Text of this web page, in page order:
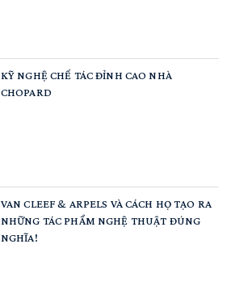
KỸ NGHỆ CHẾ TÁC ĐỈNH CAO NHÀ
CHOPARD
VAN CLEEF & ARPELS VÀ CÁCH HỌ TẠO RA
NHỮNG TÁC PHẨM NGHỆ THUẬT ĐÚNG
NGHĨA!